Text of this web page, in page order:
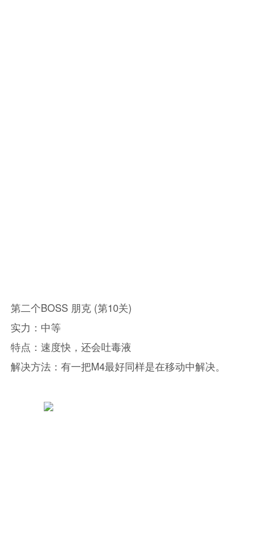
第二个BOSS 朋克 (第10关)
实力：中等
特点：速度快，还会吐毒液
解决方法：有一把M4最好同样是在移动中解决。